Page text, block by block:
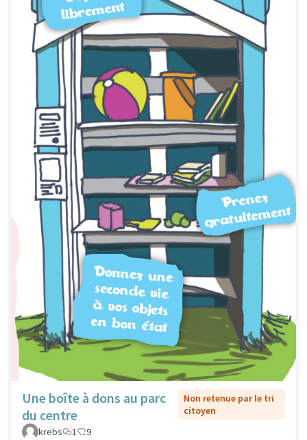
Une boîte à dons au parc
du centre
Non retenue par le tri
citoyen
krebs
1 9